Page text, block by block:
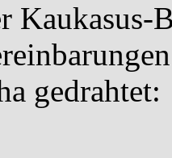
Kaukasus-
gedrahtet: